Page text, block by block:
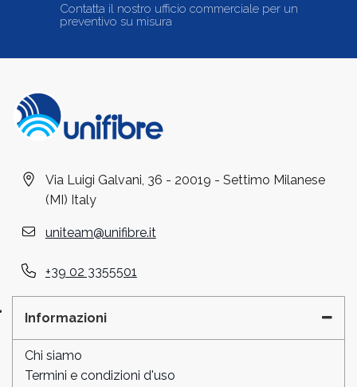
Contatta il nostro ufficio commerciale per un
preventivo su misura
Via Luigi Galvani, 36 - 20019 - Settimo Milanese
(MI) Italy
uniteam@unifibre.it
+39 02 3355501
Informazioni
Chi siamo
Termini e condizioni d'uso